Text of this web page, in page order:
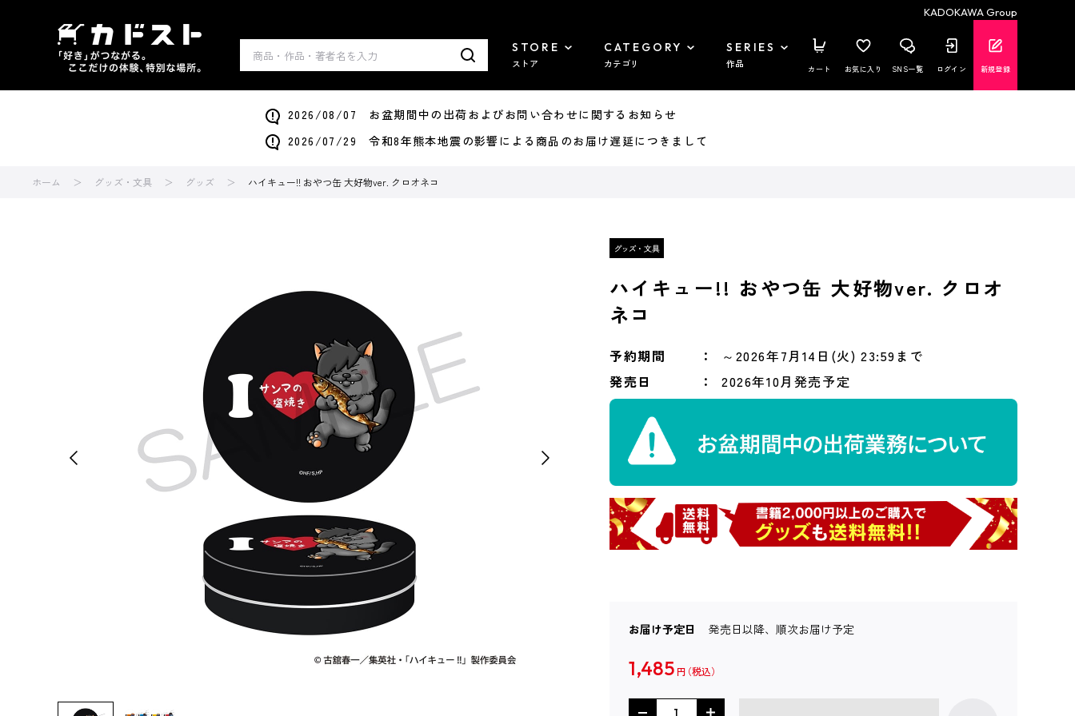
KADOKAWA Group
STORE
ストア
CATEGORY
カテゴリ
SERIES
作品 カート お気に入り SNS一覧 ログイン 新規登録
2026/08/07 お盆期間中の出荷およびお問い合わせに関するお知らせ
2026/07/29 令和8年熊本地震の影響による商品のお届け遅延につきまして
ホーム グッズ・文具 グッズ ハイキュー!! おやつ缶 大好物ver. クロオネコ
ハイキュー!! おやつ缶 大好物ver. クロオ
ネコ
予約期間
～2026年7月14日(火) 23:59まで
発売日
2026年10月発売予定
お届け予定日 発売日以降、順次お届け予定
1,485 円